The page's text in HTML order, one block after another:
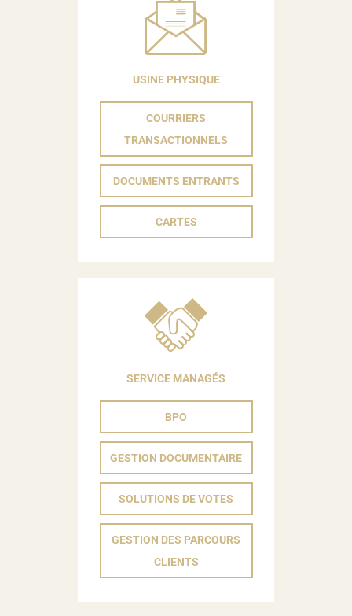
USINE PHYSIQUE
COURRIERS
TRANSACTIONNELS
DOCUMENTS ENTRANTS
CARTES
SERVICE MANAGÉS
BPO
GESTION DOCUMENTAIRE
SOLUTIONS DE VOTES
GESTION DES PARCOURS
CLIENTS